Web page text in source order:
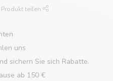
teilen
uns
sichern Sie sich Rabatte.
ab 150 €